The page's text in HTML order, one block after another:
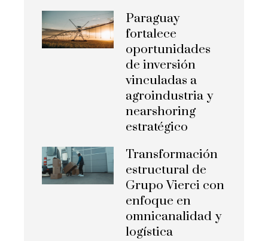
Paraguay
fortalece
oportunidades
de inversión
vinculadas a
agroindustria y
nearshoring
estratégico
Transformación
estructural de
Grupo Vierci con
enfoque en
omnicanalidad y
logística